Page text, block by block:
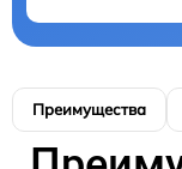
Преимущества